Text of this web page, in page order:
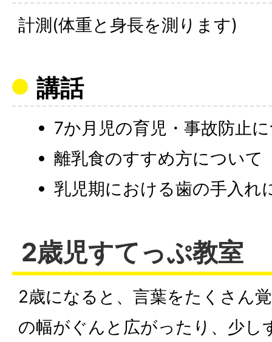
計測(体重と身長を測ります)
講話
7か月児の育児・事故防止
離乳食のすすめ方について
乳児期における歯の手入れ
2歳児すてっぷ教室
2歳になると、言葉をたくさん
の幅がぐんと広がったり、少し